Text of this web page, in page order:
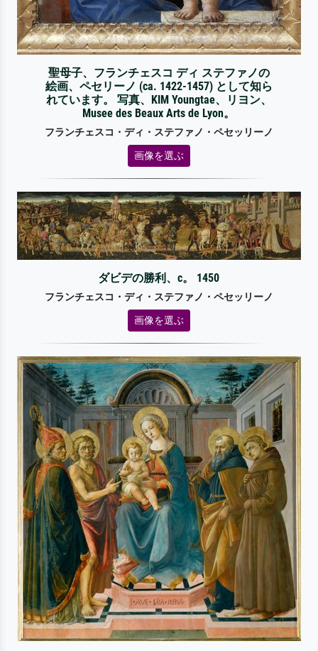
聖母子、フランチェスコ ディ ステファノの
絵画、ペセリーノ (ca. 1422-1457) として知ら
れています。 写真、KIM Youngtae、リヨン、
Musee des Beaux Arts de Lyon。
フランチェスコ・ディ・ステファノ・ペセッリーノ
画像を選ぶ
ダビデの勝利、c。 1450
フランチェスコ・ディ・ステファノ・ペセッリーノ
画像を選ぶ